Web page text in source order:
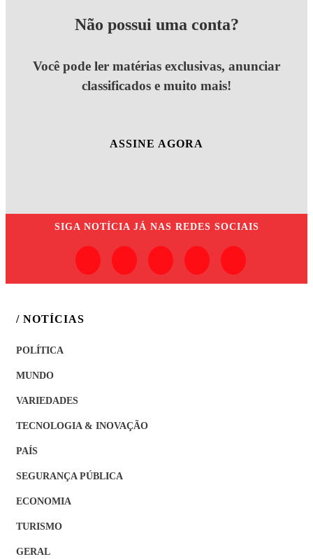
Não possui uma conta?
Você pode ler matérias exclusivas, anunciar
classificados e muito mais!
ASSINE AGORA
SIGA NOTÍCIA JÁ NAS REDES SOCIAIS
/ NOTÍCIAS
POLÍTICA
MUNDO
VARIEDADES
TECNOLOGIA & INOVAÇÃO
PAÍS
SEGURANÇA PÚBLICA
ECONOMIA
TURISMO
GERAL